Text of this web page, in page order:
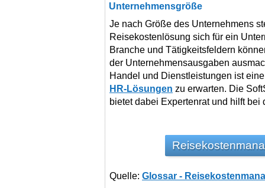
Unternehmensgröße
Je nach Größe des Unternehmens
Reisekostenlösung sich für ein
Branche und Tätigkeitsfeldern
der Unternehmensausgaben
Handel und Dienstleistungen ist
HR-Lösungen zu erwarten. Die
bietet dabei Expertenrat und hilft
Quelle: Glossar -